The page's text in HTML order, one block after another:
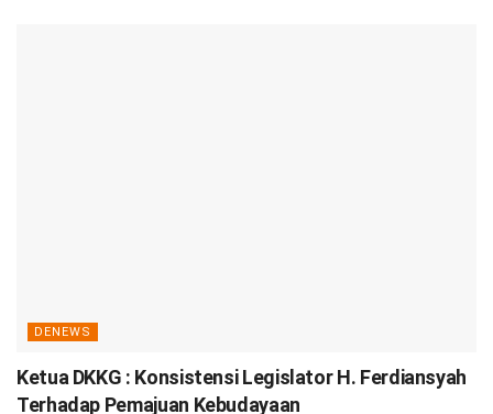
DENEWS
Ketua DKKG : Konsistensi Legislator H. Ferdiansyah
Terhadap Pemajuan Kebudayaan